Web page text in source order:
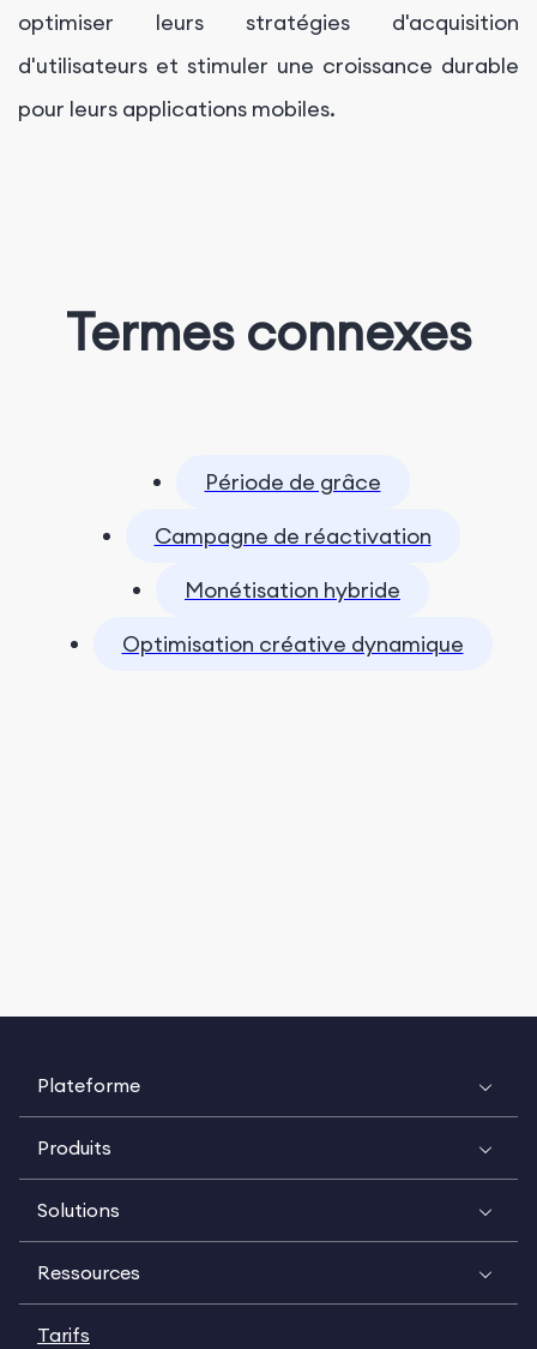
optimiser leurs stratégies d'acquisition
d'utilisateurs et stimuler une croissance durable
pour leurs applications mobiles.
Termes connexes
Période de grâce
Campagne de réactivation
Monétisation hybride
Optimisation créative dynamique
Plateforme
Produits
Solutions
Ressources
Tarifs